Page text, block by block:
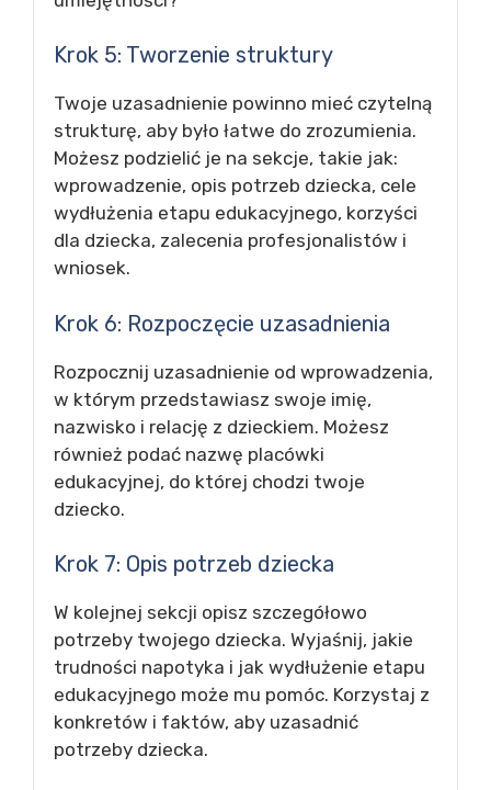
Krok 5: Tworzenie struktury
Twoje uzasadnienie powinno mieć czytelną
strukturę, aby było łatwe do zrozumienia.
Możesz podzielić je na sekcje, takie jak:
wprowadzenie, opis potrzeb dziecka, cele
wydłużenia etapu edukacyjnego, korzyści
dla dziecka, zalecenia profesjonalistów i
wniosek.
Krok 6: Rozpoczęcie uzasadnienia
Rozpocznij uzasadnienie od wprowadzenia,
w którym przedstawiasz swoje imię,
nazwisko i relację z dzieckiem. Możesz
również podać nazwę placówki
edukacyjnej, do której chodzi twoje
dziecko.
Krok 7: Opis potrzeb dziecka
W kolejnej sekcji opisz szczegółowo
potrzeby twojego dziecka. Wyjaśnij, jakie
trudności napotyka i jak wydłużenie etapu
edukacyjnego może mu pomóc. Korzystaj z
konkretów i faktów, aby uzasadnić
potrzeby dziecka.